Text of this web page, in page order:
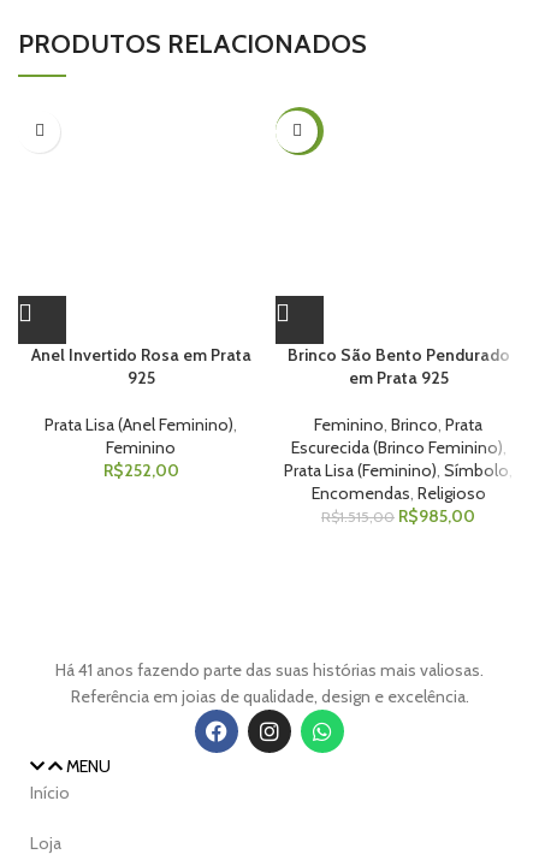
PRODUTOS RELACIONADOS
Anel Invertido Rosa em Prata
925
Prata Lisa (Anel Feminino),
Feminino
R$252,00
-35%
Brinco São Bento Pendurado
em Prata 925
Feminino, Brinco, Prata
Escurecida (Brinco Feminino),
Prata Lisa (Feminino), Símbolo,
Encomendas, Religioso
R$1.515,00 R$985,00
Há 41 anos fazendo parte das suas histórias mais valiosas.
Referência em joias de qualidade, design e excelência.
MENU
Início
Loja